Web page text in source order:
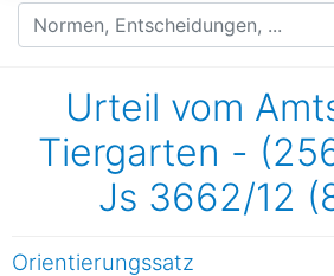
Urteil vom
Tiergarten -
Js 3662/12
Orientierungssatz